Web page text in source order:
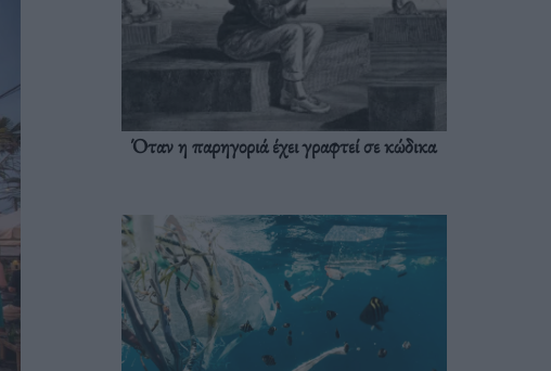
Όταν η παρηγοριά έχει γραφτεί σε κώδικα